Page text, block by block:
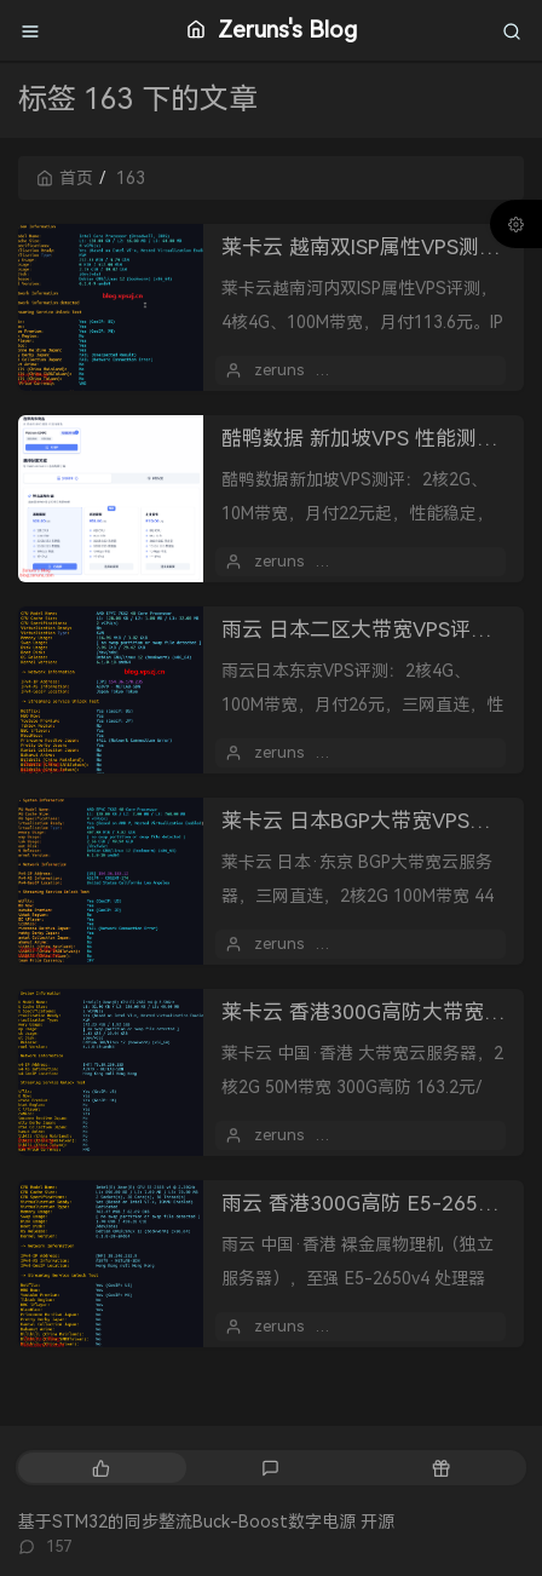
Zeruns's Blog
标签 163 下的文章
首页 163
莱卡云 越南双ISP属性VPS测评，4核4G 100兆 仅需113.6元/月
莱卡云越南河内双ISP属性VPS评测，
4核4G、100M带宽，月付113.6元。IP
部署。
zeruns
酷鸭数据 新加坡VPS 性能测评，2核2G 10M 仅需22元/月
酷鸭数据新加坡VPS测评：2核2G、
10M带宽，月付22元起，性能稳定，
议月付试...
zeruns
雨云 日本二区大带宽VPS评测，2核4G 100兆 仅需26元/月，三网直连
雨云日本东京VPS评测：2核4G、
100M带宽，月付26元，三网直连，性
zeruns
莱卡云 日本BGP大带宽VPS，三网直连，1核1G 100兆 仅需28元/月
莱卡云 日本·东京 BGP大带宽云服务
器，三网直连，2核2G 100M带宽 44
zeruns
莱卡云 香港300G高防大带宽VPS测评，2核2G 50兆 仅需163元/月
莱卡云 中国·香港 大带宽云服务器，2
核2G 50M带宽 300G高防 163.2元/
zeruns
雨云 香港300G高防 E5-2650v4独服，48核64G 50兆 仅需397元/月，三网直连，裸金属物理机
雨云 中国·香港 裸金属物理机（独立
服务器），至强 E5-2650v4 处理器
zeruns
热
文
评
随
基于STM32的同步整流Buck-Boost数字电源 开源
评
157